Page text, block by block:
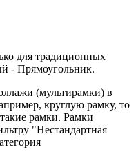
для традиционных
- Прямоугольник.
(мультирамки) в
круглую рамку, то
рамки. Рамки
"Нестандартная